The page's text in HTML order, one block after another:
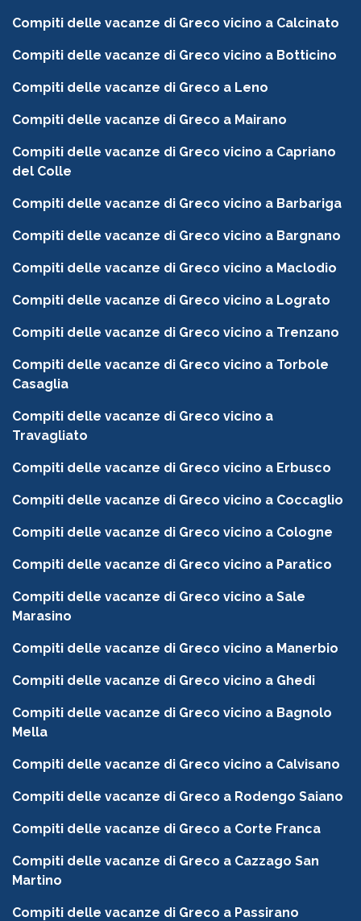
Compiti delle vacanze di Greco vicino a Calcinato
Compiti delle vacanze di Greco vicino a Botticino
Compiti delle vacanze di Greco a Leno
Compiti delle vacanze di Greco a Mairano
Compiti delle vacanze di Greco vicino a Capriano
del Colle
Compiti delle vacanze di Greco vicino a Barbariga
Compiti delle vacanze di Greco vicino a Bargnano
Compiti delle vacanze di Greco vicino a Maclodio
Compiti delle vacanze di Greco vicino a Lograto
Compiti delle vacanze di Greco vicino a Trenzano
Compiti delle vacanze di Greco vicino a Torbole
Casaglia
Compiti delle vacanze di Greco vicino a
Travagliato
Compiti delle vacanze di Greco vicino a Erbusco
Compiti delle vacanze di Greco vicino a Coccaglio
Compiti delle vacanze di Greco vicino a Cologne
Compiti delle vacanze di Greco vicino a Paratico
Compiti delle vacanze di Greco vicino a Sale
Marasino
Compiti delle vacanze di Greco vicino a Manerbio
Compiti delle vacanze di Greco vicino a Ghedi
Compiti delle vacanze di Greco vicino a Bagnolo
Mella
Compiti delle vacanze di Greco vicino a Calvisano
Compiti delle vacanze di Greco a Rodengo Saiano
Compiti delle vacanze di Greco a Corte Franca
Compiti delle vacanze di Greco a Cazzago San
Martino
Compiti delle vacanze di Greco a Passirano